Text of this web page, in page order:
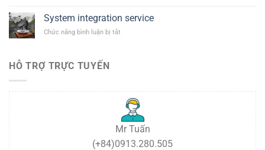
the
báo
cuối
năm
2024
System integration service
Chức năng bình luận bị tắt
HỖ TRỢ TRỰC TUYẾN
Mr Tuấn
(+84)0913.280.505